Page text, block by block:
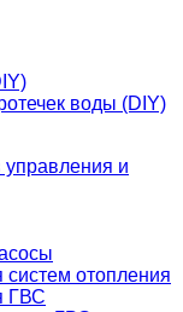
воды (DIY)
и
отопления
ГВС